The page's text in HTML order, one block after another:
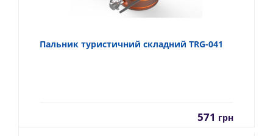
Пальник туристичний складний TRG-041
571 грн